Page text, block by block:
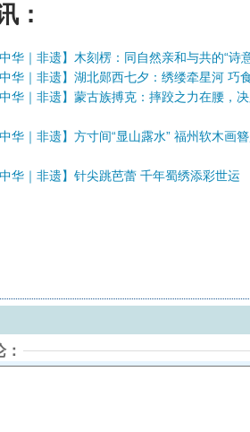
：
中华｜非遗】木刻楞：同自然亲和与共的“诗
中华｜非遗】湖北郧西七夕：绣缕牵星河 巧
中华｜非遗】蒙古族搏克：摔跤之力在腰，
中华｜非遗】方寸间“显山露水” 福州软木画
中华｜非遗】针尖跳芭蕾 千年蜀绣添彩世运